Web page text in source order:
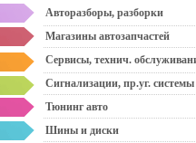
Авторазборы, разборки
Магазины автозапчастей
Сервисы, технич.
Сигнализации, пр.уг. системы
Тюнинг авто
Шины и диски